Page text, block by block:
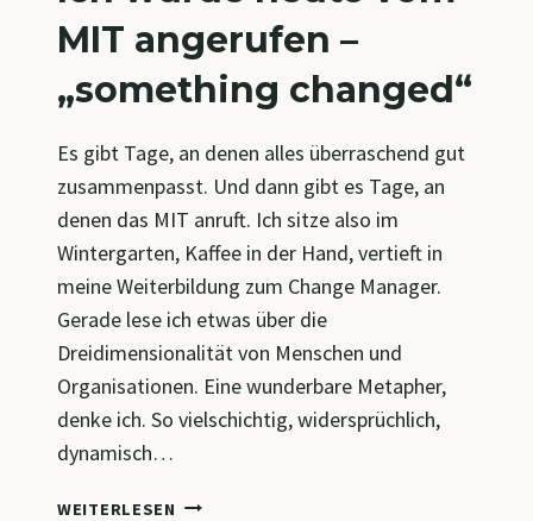
MIT angerufen –
„something changed“
Es gibt Tage, an denen alles überraschend gut
zusammenpasst. Und dann gibt es Tage, an
denen das MIT anruft. Ich sitze also im
Wintergarten, Kaffee in der Hand, vertieft in
meine Weiterbildung zum Change Manager.
Gerade lese ich etwas über die
Dreidimensionalität von Menschen und
Organisationen. Eine wunderbare Metapher,
denke ich. So vielschichtig, widersprüchlich,
dynamisch…
WEITERLESEN ICH